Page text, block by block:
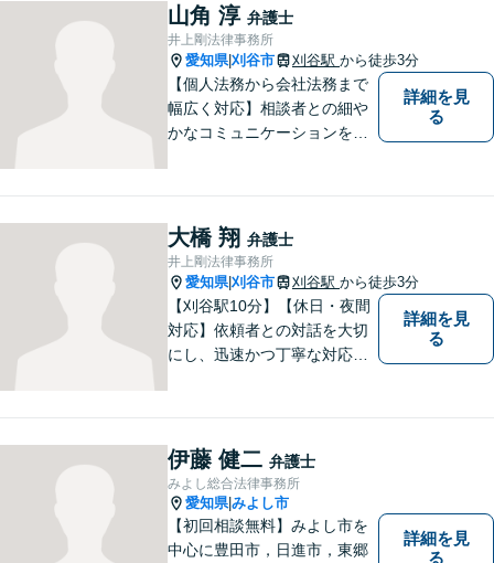
のお困りごとを迅速に解決い
たします。
山角 淳 弁護士
井上剛法律事務所
愛知県|刈谷市 刈谷駅 から徒歩3分
【個人法務から会社法務まで
幅広く対応】相談者との細や
かなコミュニケーションを大
ら、お早めにご相談くださ
い。【JR在来線「刈谷駅」4
分】【駐車場あり】
詳細を見
る
大橋 翔 弁護士
井上剛法律事務所
愛知県|刈谷市 刈谷駅 から徒歩3分
【刈谷駅10分】【休日・夜間
対応】依頼者との対話を大切
にし、迅速かつ丁寧な対応を
サービスを提供。【駐車場完
備】
詳細を見
る
伊藤 健二 弁護士
みよし総合法律事務所
愛知県|みよし市
【初回相談無料】みよし市を
中心に豊田市，日進市，東郷
詳細を見
る